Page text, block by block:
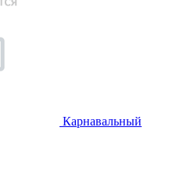
Карнавальный